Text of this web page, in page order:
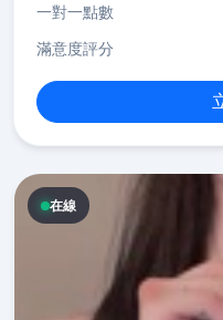
一對一點數
滿意度評分
在線